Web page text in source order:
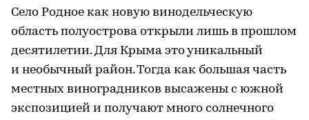
Село Родное как новую винодельческую
область полуострова открыли лишь в прошлом
десятилетии. Для Крыма это уникальный
и необычный район. Тогда как большая часть
местных виноградников высажены с южной
экспозицией и получают много солнечного